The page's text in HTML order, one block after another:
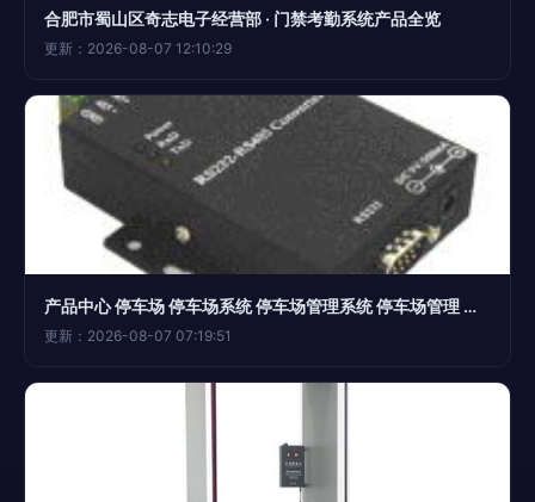
合肥市蜀山区奇志电子经营部 · 门禁考勤系统产品全览
更新：2026-08-07 12:10:29
产品中心 停车场 停车场系统 停车场管理系统 停车场管理 停车场设备 停车场设施 停车场设计 智能停车场 消费机 消费系统 售饭机 食堂售饭机 食堂售饭系统 售饭系统 水控机 水控器 节水控制器 节水器 节水控制系统 一卡通 门禁 考勤 上海国晟信息科技有
更新：2026-08-07 07:19:51